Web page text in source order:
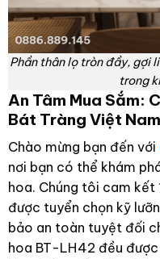
Phần thân lọ tròn đầy, gợi
trong
An Tâm Mua Sắm:
Bát Tràng Việt Nam
Chào mừng bạn đến với
nơi bạn có thể khám
hoa. Chúng tôi cam kết
được tuyển chọn kỹ
bảo an toàn tuyệt đối
hoa BT-LH42 đều